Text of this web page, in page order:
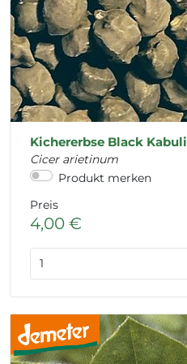
Kichererbse Black Kabuli
Cicer arietinum
Produkt merken
Preis
4,00 €